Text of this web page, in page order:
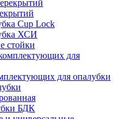
Cup Lock
ХСИ
стойки
для опалубки
БДК